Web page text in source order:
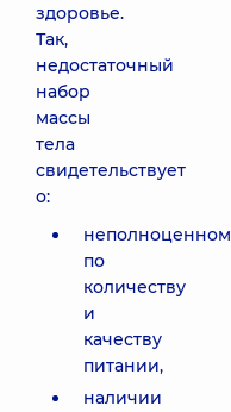
здоровье.
Так,
недостаточный
набор
массы
тела
свидетельствует
о:
неполноценном
по
количеству
и
качеству
питании,
наличии